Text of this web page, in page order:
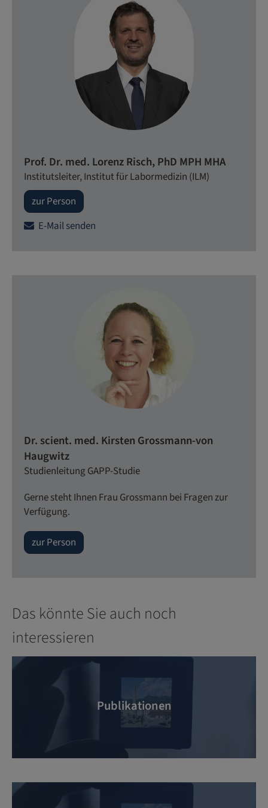
Prof. Dr. med. Lorenz Risch, PhD MPH MHA
Institutsleiter, Institut für Labormedizin (ILM)
zur Person
E-Mail senden
Dr. scient. med. Kirsten Grossmann-von
Haugwitz
Studienleitung GAPP-Studie
Gerne steht Ihnen Frau Grossmann bei Fragen zur
Verfügung.
zur Person
Das könnte Sie auch noch
interessieren
Publikationen